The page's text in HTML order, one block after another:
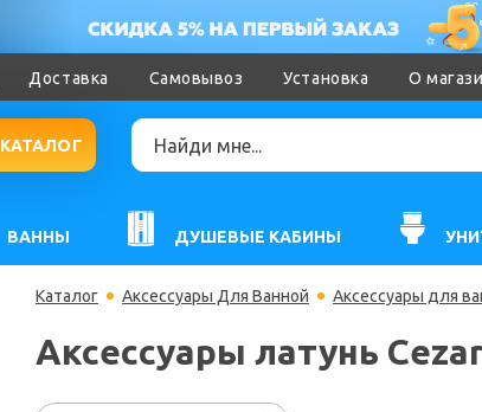
Доставка Самовывоз Установка О
КАТАЛОГ
ВАННЫ ДУШЕВЫЕ КАБИНЫ
Каталог Аксессуары Для Ванной Аксессуары для
Аксессуары латунь